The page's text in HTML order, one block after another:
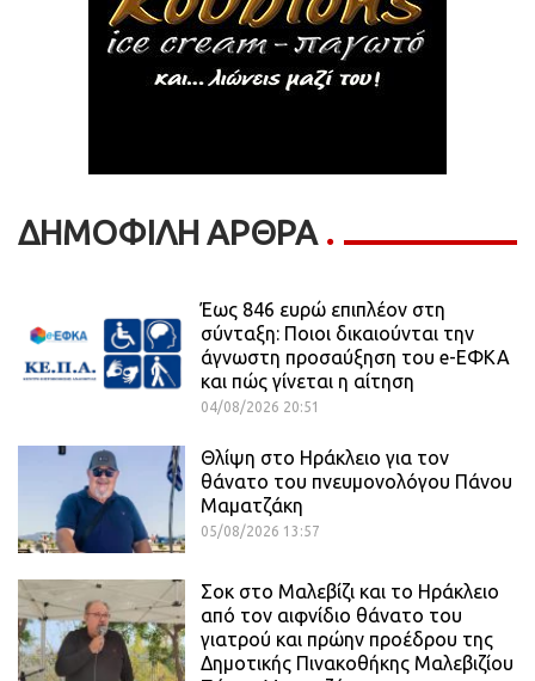
ΔΗΜΟΦΙΛΗ ΑΡΘΡΑ
Έως 846 ευρώ επιπλέον στη
σύνταξη: Ποιοι δικαιούνται την
άγνωστη προσαύξηση του e-ΕΦΚΑ
και πώς γίνεται η αίτηση
04/08/2026 20:51
Θλίψη στο Ηράκλειο για τον
θάνατο του πνευμονολόγου Πάνου
Μαματζάκη
05/08/2026 13:57
Σοκ στο Μαλεβίζι και το Ηράκλειο
από τον αιφνίδιο θάνατο του
γιατρού και πρώην προέδρου της
Δημοτικής Πινακοθήκης Μαλεβιζίου